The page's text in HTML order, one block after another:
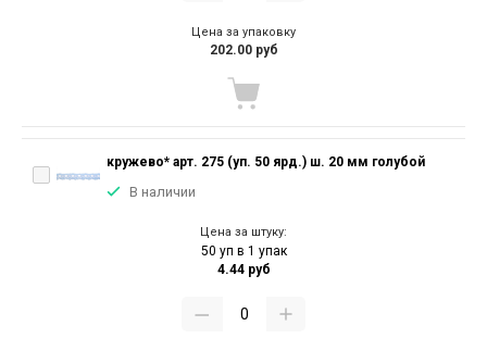
Цена за упаковку
202.00 руб
кружево* арт. 275 (уп. 50 ярд.) ш. 20 мм голубой
В наличии
Цена за штуку:
50 уп в 1 упак
4.44 руб